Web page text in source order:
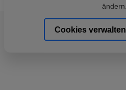
ändern.
Cookies verwalten